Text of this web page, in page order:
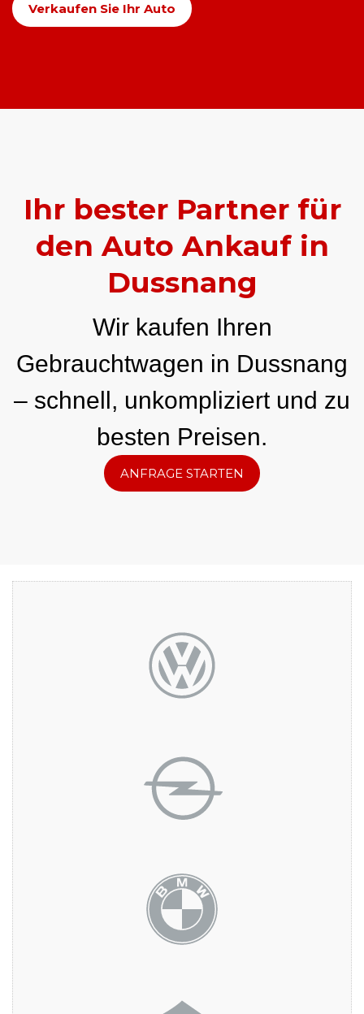
Verkaufen Sie Ihr Auto
Ihr bester Partner für
den Auto Ankauf in
Dussnang
Wir kaufen Ihren
Gebrauchtwagen in Dussnang
– schnell, unkompliziert und zu
besten Preisen.
ANFRAGE STARTEN